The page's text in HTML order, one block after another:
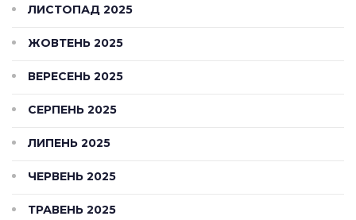
ЛИСТОПАД 2025
ЖОВТЕНЬ 2025
ВЕРЕСЕНЬ 2025
СЕРПЕНЬ 2025
ЛИПЕНЬ 2025
ЧЕРВЕНЬ 2025
ТРАВЕНЬ 2025